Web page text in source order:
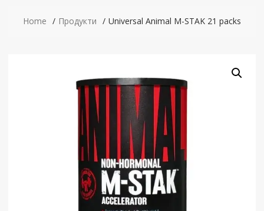
Home Продукти Universal Animal M-STAK 21 packs